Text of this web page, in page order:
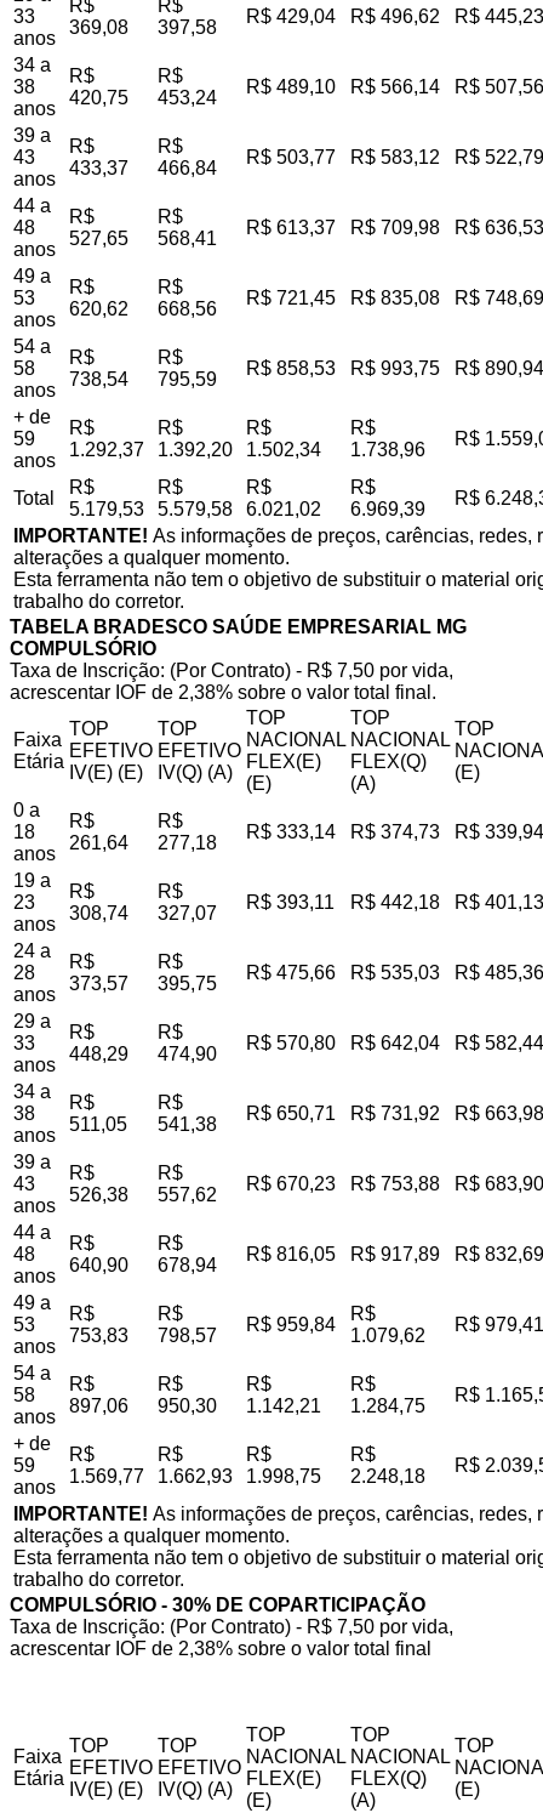
33
anos
R$
369,08
R$
397,58
R$ 429,04 R$ 496,62 R$ 445,23
34 a
38
anos
R$
420,75
R$
453,24
R$ 489,10 R$ 566,14 R$ 507,56
39 a
43
anos
R$
433,37
R$
466,84
R$ 503,77 R$ 583,12 R$ 522,79
44 a
48
anos
R$
527,65
R$
568,41
R$ 613,37 R$ 709,98 R$ 636,53
49 a
53
anos
R$
620,62
R$
668,56
R$ 721,45 R$ 835,08 R$ 748,69
54 a
58
anos
R$
738,54
R$
795,59
R$ 858,53 R$ 993,75 R$ 890,94
+ de
59
anos
R$
1.292,37
R$
1.392,20
R$
1.502,34
R$
1.738,96
R$
Total
R$
5.179,53
R$
5.579,58
R$
6.021,02
R$
6.969,39
R$
IMPORTANTE! As informações de preços, carências,
alterações a qualquer momento.
Esta ferramenta não tem o objetivo de substituir o material
trabalho do corretor.
TABELA BRADESCO SAÚDE EMPRESARIAL MG
COMPULSÓRIO
Taxa de Inscrição: (Por Contrato) - R$ 7,50 por vida,
acrescentar IOF de 2,38% sobre o valor total final.
Faixa
Etária
TOP
EFETIVO
IV(E) (E)
TOP
EFETIVO
IV(Q) (A)
TOP
NACIONAL
FLEX(E)
(E)
TOP
NACIONAL
FLEX(Q)
(A)
TOP
(E)
0 a
18
anos
R$
261,64
R$
277,18
R$ 333,14 R$ 374,73 R$ 339,94
19 a
23
anos
R$
308,74
R$
327,07
R$ 393,11 R$ 442,18 R$ 401,13
24 a
28
anos
R$
373,57
R$
395,75
R$ 475,66 R$ 535,03 R$ 485,36
29 a
33
anos
R$
448,29
R$
474,90
R$ 570,80 R$ 642,04 R$ 582,44
34 a
38
anos
R$
511,05
R$
541,38
R$ 650,71 R$ 731,92 R$ 663,98
39 a
43
anos
R$
526,38
R$
557,62
R$ 670,23 R$ 753,88 R$ 683,90
44 a
48
anos
R$
640,90
R$
678,94
R$ 816,05 R$ 917,89 R$ 832,69
49 a
53
anos
R$
753,83
R$
798,57
R$ 959,84
R$
1.079,62
R$ 979,41
54 a
58
anos
R$
897,06
R$
950,30
R$
1.142,21
R$
1.284,75
R$
+ de
59
anos
R$
1.569,77
R$
1.662,93
R$
1.998,75
R$
2.248,18
R$
IMPORTANTE! As informações de preços, carências,
alterações a qualquer momento.
Esta ferramenta não tem o objetivo de substituir o material
trabalho do corretor.
COMPULSÓRIO - 30% DE COPARTICIPAÇÃO
Taxa de Inscrição: (Por Contrato) - R$ 7,50 por vida,
acrescentar IOF de 2,38% sobre o valor total final
Faixa
Etária
TOP
EFETIVO
IV(E) (E)
TOP
EFETIVO
IV(Q) (A)
TOP
NACIONAL
FLEX(E)
(E)
TOP
NACIONAL
FLEX(Q)
(A)
TOP
(E)